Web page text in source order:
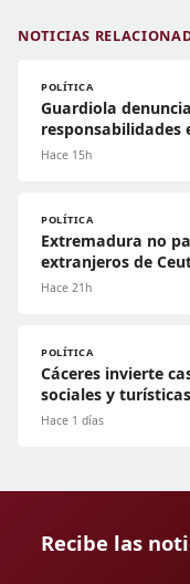
NOTICIAS
POLÍTICA
Guardiola
responsabilidades
Hace 15h
POLÍTICA
Extremadura no
extranjeros de
Hace 21h
POLÍTICA
Cáceres invierte
sociales y
Hace 1 días
Recibe las